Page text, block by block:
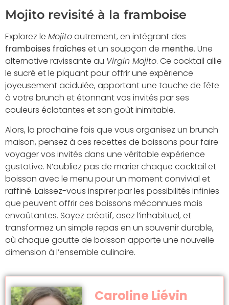
Mojito revisité à la framboise
Explorez le Mojitoautrement, en intégrant des
framboises fraîches et un soupçon de menthe. Une
alternative ravissante au Virgin Mojito. Ce cocktail allie
le sucré et le piquant pour offrir une expérience
joyeusement acidulée, apportant une touche de fête
à votre brunch et étonnant vos invités par ses
couleurs éclatantes et son goût inimitable.
Alors, la prochaine fois que vous organisez un brunch
maison, pensez à ces recettes de boissons pour faire
voyager vos invités dans une véritable expérience
gustative. N’oubliez pas de marier chaque cocktail et
boisson avec le menu pour un moment convivial et
raffiné. Laissez-vous inspirer par les possibilités infinies
que peuvent offrir ces boissons méconnues mais
envoûtantes. Soyez créatif, osez l’inhabituel, et
transformez un simple repas en un souvenir durable,
où chaque goutte de boisson apporte une nouvelle
dimension à l’ensemble culinaire.
Caroline Liévin